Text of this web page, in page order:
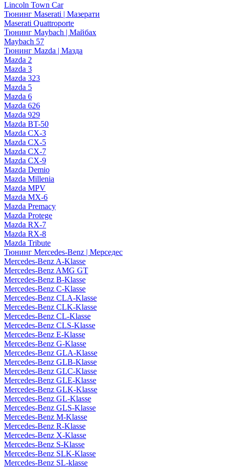
Lincoln Town Car
Тюнинг Maserati | Мазерати
Maserati Quattroporte
Тюнинг Maybach | Майбах
Maybach 57
Тюнинг Mazda | Мазда
Mazda 2
Mazda 3
Mazda 323
Mazda 5
Mazda 6
Mazda 626
Mazda 929
Mazda BT-50
Mazda CX-3
Mazda CX-5
Mazda CX-7
Mazda CX-9
Mazda Demio
Mazda Millenia
Mazda MPV
Mazda MX-6
Mazda Premacy
Mazda Protege
Mazda RX-7
Mazda RX-8
Mazda Tribute
Тюнинг Mercedes-Benz | Мерседес
Mercedes-Benz A-Klasse
Mercedes-Benz AMG GT
Mercedes-Benz B-Klasse
Mercedes-Benz C-Klasse
Mercedes-Benz CLA-Klasse
Mercedes-Benz CLK-Klasse
Mercedes-Benz CL-Klasse
Mercedes-Benz CLS-Klasse
Mercedes-Benz E-Klasse
Mercedes-Benz G-Klasse
Mercedes-Benz GLA-Klasse
Mercedes-Benz GLB-Klasse
Mercedes-Benz GLC-Klasse
Mercedes-Benz GLE-Klasse
Mercedes-Benz GLK-Klasse
Mercedes-Benz GL-Klasse
Mercedes-Benz GLS-Klasse
Mercedes-Benz M-Klasse
Mercedes-Benz R-Klasse
Mercedes-Benz X-Klasse
Mercedes-Benz S-Klasse
Mercedes-Benz SLK-Klasse
Mercedes-Benz SL-klasse